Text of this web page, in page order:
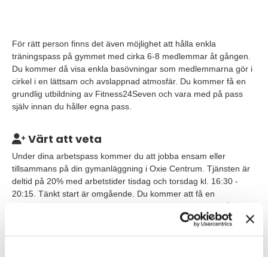
För rätt person finns det även möjlighet att hålla enkla
träningspass på gymmet med cirka 6-8 medlemmar åt gången.
Du kommer då visa enkla basövningar som medlemmarna gör i
cirkel i en lättsam och avslappnad atmosfär. Du kommer få en
grundlig utbildning av Fitness24Seven och vara med på pass
själv innan du håller egna pass.
Värt att veta
Under dina arbetspass kommer du att jobba ensam eller
tillsammans på din gymanläggning i Oxie Centrum. Tjänsten är
deltid på 20% med arbetstider tisdag och torsdag kl. 16:30 -
20:15. Tänkt start är omgående. Du kommer att få en
introduktion som ger dig en bra grund att bygga vidare på i